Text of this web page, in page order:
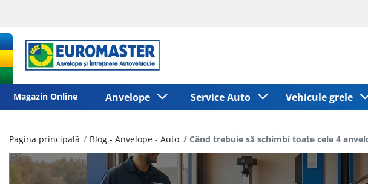
Magazin Online Anvelope Service Auto Vehicule grele
Pagina principală Blog - Anvelope - Auto Când trebuie să schimbi toate cele 4